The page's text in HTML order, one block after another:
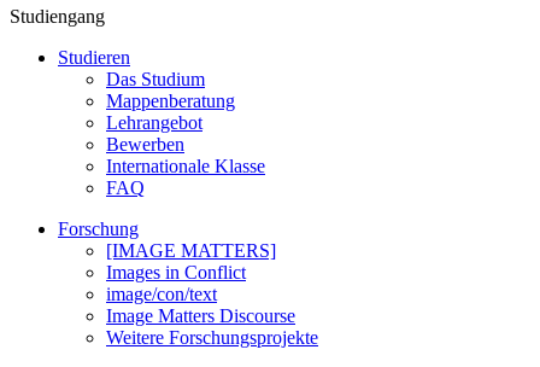
Studiengang
Studieren
Das Studium
Mappenberatung
Lehrangebot
Bewerben
Internationale Klasse
FAQ
Forschung
[IMAGE MATTERS]
Images in Conflict
image/con/text
Image Matters Discourse
Weitere Forschungsprojekte